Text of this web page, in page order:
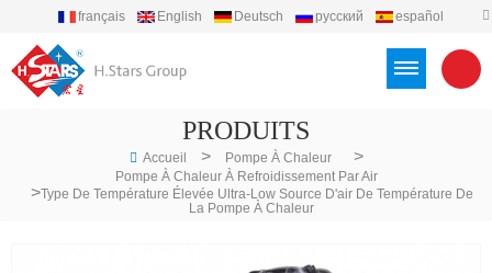
français English Deutsch русский
español
PRODUITS
Accueil > Pompe À Chaleur >
Pompe À Chaleur À Refroidissement Par Air
>Type De Température Élevée Ultra-Low Source D'air De Température De
La Pompe À Chaleur